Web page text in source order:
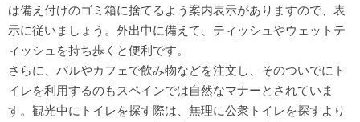
は備え付けのゴミ箱に捨てるよう案内表示がありますので、表
示に従いましょう。外出中に備えて、ティッシュやウェットテ
ィッシュを持ち歩くと便利です。
さらに、バルやカフェで飲み物などを注文し、そのついでにト
イレを利用するのもスペインでは自然なマナーとされていま
す。観光中にトイレを探す際は、無理に公衆トイレを探すより